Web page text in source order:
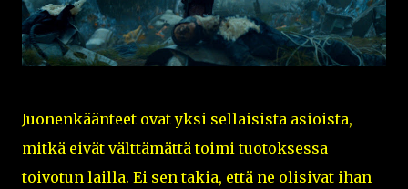
Juonenkäänteet ovat yksi sellaisista asioista,
mitkä eivät välttämättä toimi tuotoksessa
toivotun lailla. Ei sen takia, että ne olisivat ihan